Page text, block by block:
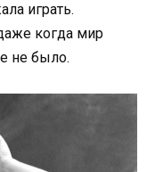
играть.
когда мир
не было.